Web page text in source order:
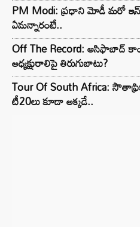
PM Modi: ప్రధాని మోడీ మరో
ఏమన్నారంటే..
Off The Record: ఆసిఫాబాద్
అధ్యక్షురాలిపై తిరుగుబాటు?
Tour Of South Africa:
టీ20లు కూడా అక్కడే..